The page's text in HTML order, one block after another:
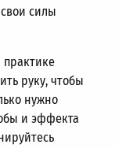
силы
практике
руку, чтобы
нужно
и эффекта